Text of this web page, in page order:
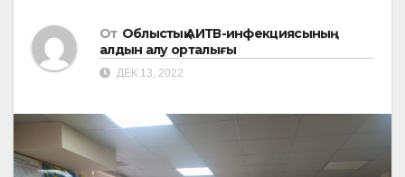
От Облыстық АИТВ-инфекциясының
алдын алу орталығы
ДЕК 13, 2022